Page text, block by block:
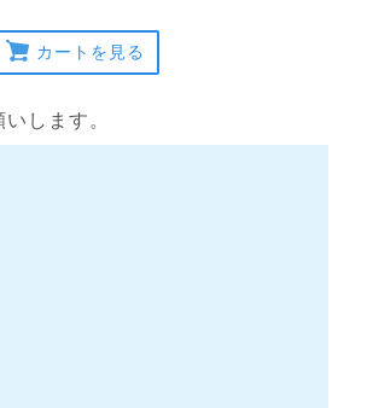
カートを見る
します。